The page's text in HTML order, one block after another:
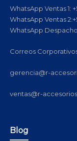
WhatsApp Ventas 1:
WhatsApp Ventas
WhatsApp
Correos
gerencia@r-
ventas@r-
Blog